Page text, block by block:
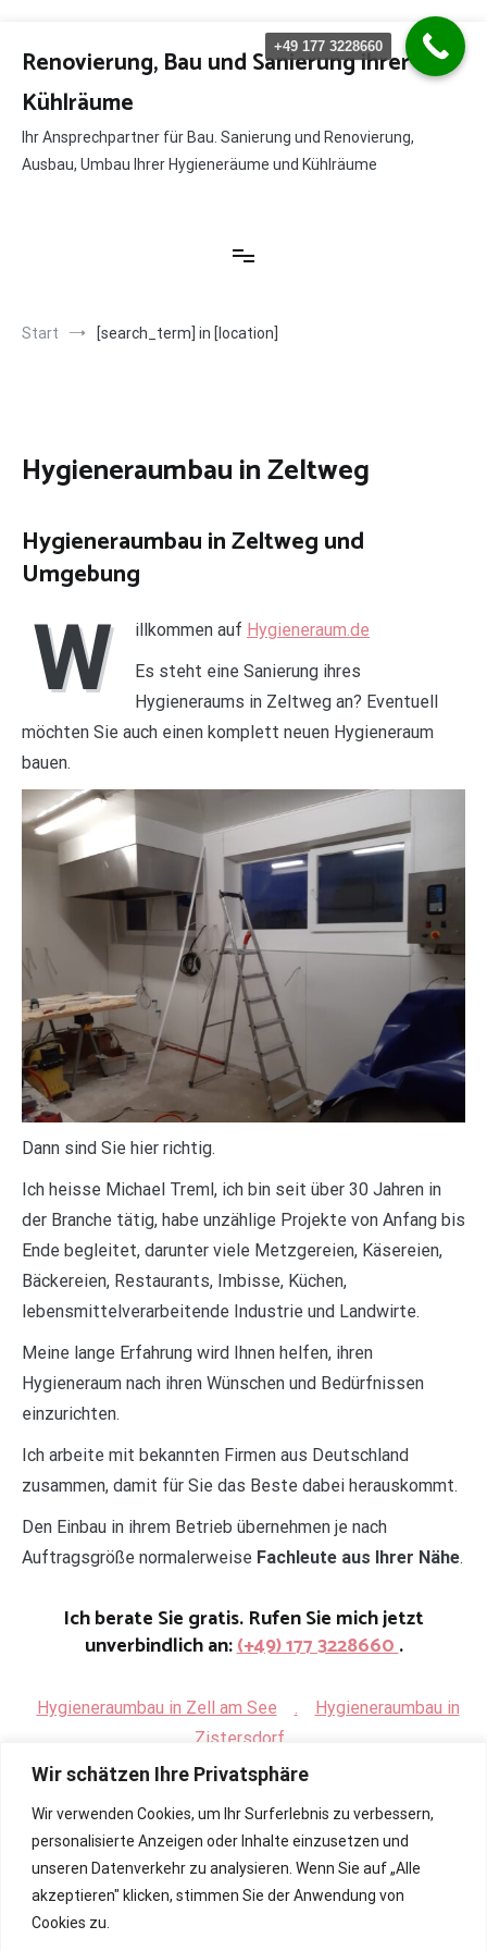
Wir schätzen Ihre Privatsphäre
Wir verwenden Cookies, um Ihr Surferlebnis zu verbessern,
personalisierte Anzeigen oder Inhalte einzusetzen und
unseren Datenverkehr zu analysieren. Wenn Sie auf „Alle
akzeptieren" klicken, stimmen Sie der Anwendung von
Cookies zu.
Inhalt
springen
Renovierung, Bau und Sanierung ihrer
Kühlräume
Ihr Ansprechpartner für Bau. Sanierung und Renovierung,
Ausbau, Umbau Ihrer Hygieneräume und Kühlräume
Start [search_term] in [location]
Hygieneraumbau in Zeltweg
Hygieneraumbau in Zeltweg und
Umgebung
W illkommen auf Hygieneraum.de
Es steht eine Sanierung ihres
Hygieneraums in Zeltweg an? Eventuell
möchten Sie auch einen komplett neuen Hygieneraum
bauen.
Dann sind Sie hier richtig.
Ich heisse Michael Treml, ich bin seit über 30 Jahren in
der Branche tätig, habe unzählige Projekte von Anfang bis
Ende begleitet, darunter viele Metzgereien, Käsereien,
Bäckereien, Restaurants, Imbisse, Küchen,
lebensmittelverarbeitende Industrie und Landwirte.
Meine lange Erfahrung wird Ihnen helfen, ihren
Hygieneraum nach ihren Wünschen und Bedürfnissen
einzurichten.
Ich arbeite mit bekannten Firmen aus Deutschland
zusammen, damit für Sie das Beste dabei herauskommt.
Den Einbau in ihrem Betrieb übernehmen je nach
Auftragsgröße normalerweise Fachleute aus Ihrer Nähe.
Ich berate Sie gratis. Rufen Sie mich jetzt
unverbindlich an:(+49) 177 3228660.
Hygieneraumbau in Zell am See .
Hygieneraumbau in
Zistersdorf
+49 177 3228660